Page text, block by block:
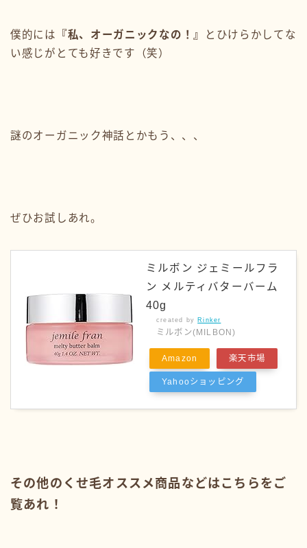
僕的には 『私、オーガニックなの！』
とひけらかしてな
い感じがとても好きです（笑）
謎のオーガニック神話とかもう、、、
ぜひお試しあれ。
ミルボン ジェミールフラ
ン メルティバターバーム
40g
created by Rinker
ミルボン(MILBON)
Amazon 楽天市場
Yahooショッピング
その他のくせ毛オススメ商品などはこちらをご
覧あれ！